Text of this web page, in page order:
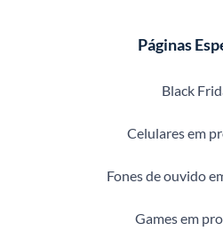
Páginas
Black
Celulares em
Fones de ouvido
Games em